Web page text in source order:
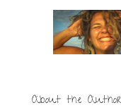
About the